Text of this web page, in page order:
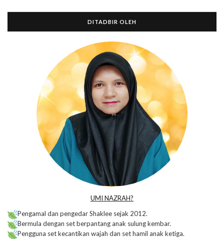
DITADBIR OLEH
UMI NAZRAH?
Pengamal dan pengedar Shaklee sejak 2012.
Bermula dengan set berpantang anak sulung kembar.
Pengguna set kecantikan wajah dan set hamil anak ketiga.